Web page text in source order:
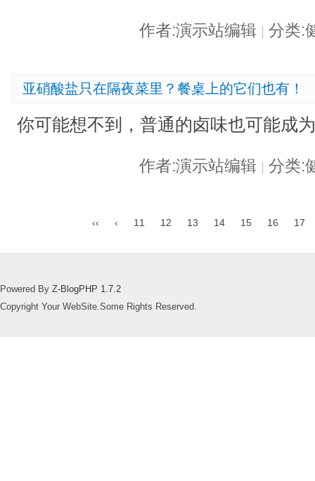
作者:演示站编辑 分类:
亚硝酸盐只在隔夜菜里？餐桌上的它们也有！
你可能想不到，普通的卤味也可能成
作者:演示站编辑 | 分类:
‹‹ ‹ 11 12 13 14 15 16 17
Powered By Z-BlogPHP 1.7.2
Copyright Your WebSite.Some Rights Reserved.